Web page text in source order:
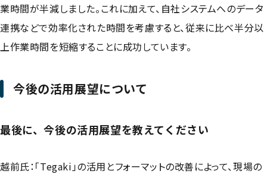
業時間が半減しました。これに加えて、自社システムへのデータ
連携などで効率化された時間を考慮すると、従来に比べ半分以
上作業時間を短縮することに成功しています。
今後の活用展望について
最後に、今後の活用展望を教えてください
越前氏：「Tegaki」の活用とフォーマットの改善によって、現場の